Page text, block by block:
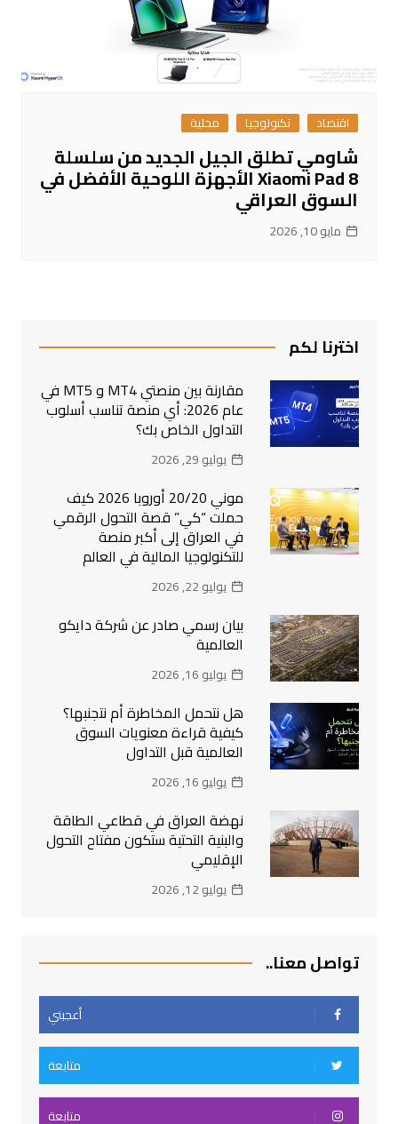
اقتصاد تكنولوجيا محلية
شاومي تطلق الجيل الجديد من سلسلة
Xiaomi Pad 8 الأجهزة اللوحية الأفضل في
السوق العراقي
مايو 10, 2026
اخترنا لكم
مقارنة بين منصتي MT4 و MT5 في
عام 2026: أي منصة تناسب أسلوب
التداول الخاص بك؟
يوليو 29, 2026
موني 20/20 أوروبا 2026 كيف
حملت “كي” قصة التحول الرقمي
في العراق إلى أكبر منصة
للتكنولوجيا المالية في العالم
يوليو 22, 2026
بيان رسمي صادر عن شركة دايكو
العالمية
يوليو 16, 2026
هل نتحمل المخاطرة أم نتجنبها؟
كيفية قراءة معنويات السوق
العالمية قبل التداول
يوليو 16, 2026
نهضة العراق في قطاعي الطاقة
والبنية التحتية ستكون مفتاح التحول
الإقليمي
يوليو 12, 2026
تواصل معنا..
أعجبني
متابعة
متابعة